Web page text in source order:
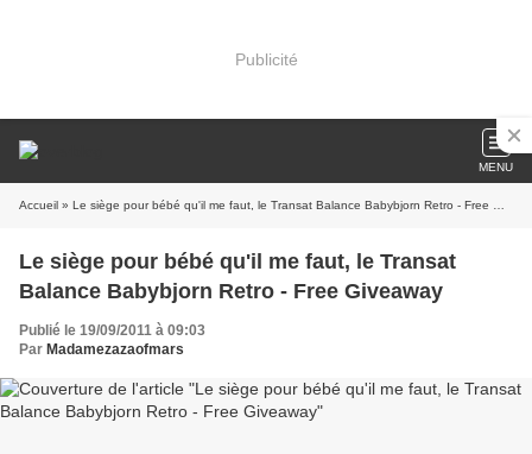
Publicité
MENU
Accueil » Le siège pour bébé qu'il me faut, le Transat Balance Babybjorn Retro - Free Giveaway
Le siège pour bébé qu'il me faut, le Transat
Balance Babybjorn Retro - Free Giveaway
Publié le 19/09/2011 à 09:03
Par Madamezazaofmars